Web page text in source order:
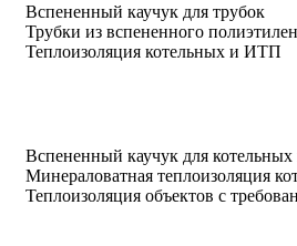
Вспененный каучук для трубок
Трубки из вспененного
Теплоизоляция котельных и ИТП
Вспененный каучук для
Минераловатная теплоизоляция
Теплоизоляция объектов с